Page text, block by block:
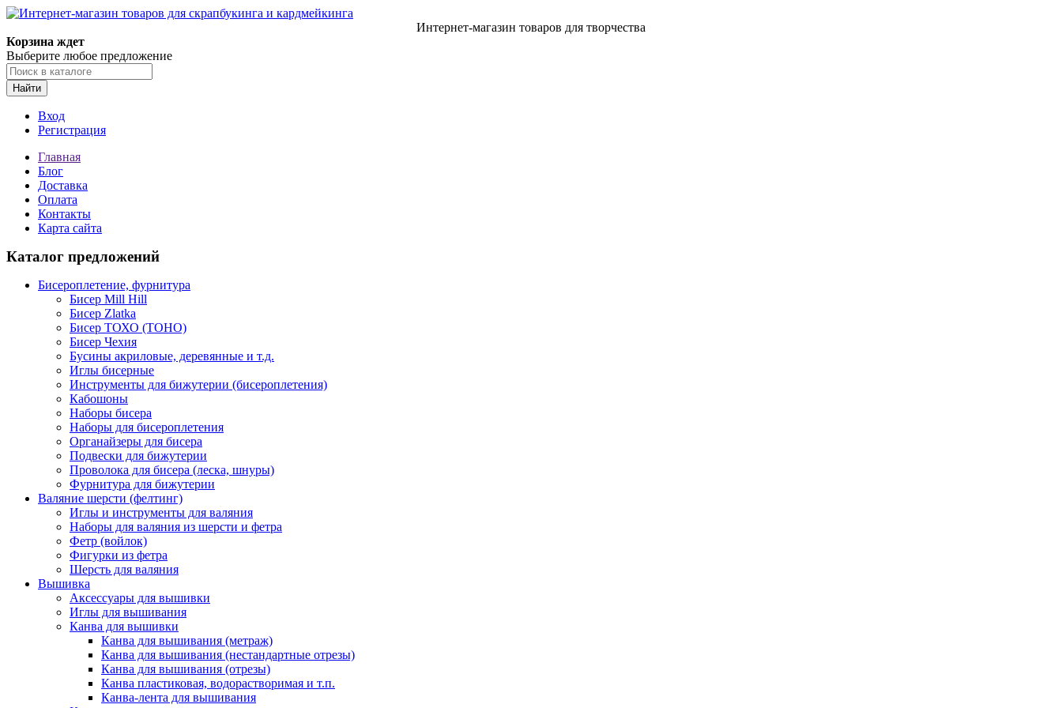
Интернет-магазин товаров для творчества
Корзина ждет
Выберите любое предложение
Найти
Вход
Регистрация
Главная
Блог
Доставка
Оплата
Контакты
Карта сайта
Каталог предложений
Бисероплетение, фурнитура
Бисер Mill Hill
Бисер Zlatka
Бисер ТОХО (TOHO)
Бисер Чехия
Бусины акриловые, деревянные и т.д.
Иглы бисерные
Инструменты для бижутерии (бисероплетения)
Кабошоны
Наборы бисера
Наборы для бисероплетения
Органайзеры для бисера
Подвески для бижутерии
Проволока для бисера (леска, шнуры)
Фурнитура для бижутерии
Валяние шерсти (фелтинг)
Иглы и инструменты для валяния
Наборы для валяния из шерсти и фетра
Фетр (войлок)
Фигурки из фетра
Шерсть для валяния
Вышивка
Аксессуары для вышивки
Иглы для вышивания
Канва для вышивки
Канва для вышивания (метраж)
Канва для вышивания (нестандартные отрезы)
Канва для вышивания (отрезы)
Канва пластиковая, водорастворимая и т.п.
Канва-лента для вышивания